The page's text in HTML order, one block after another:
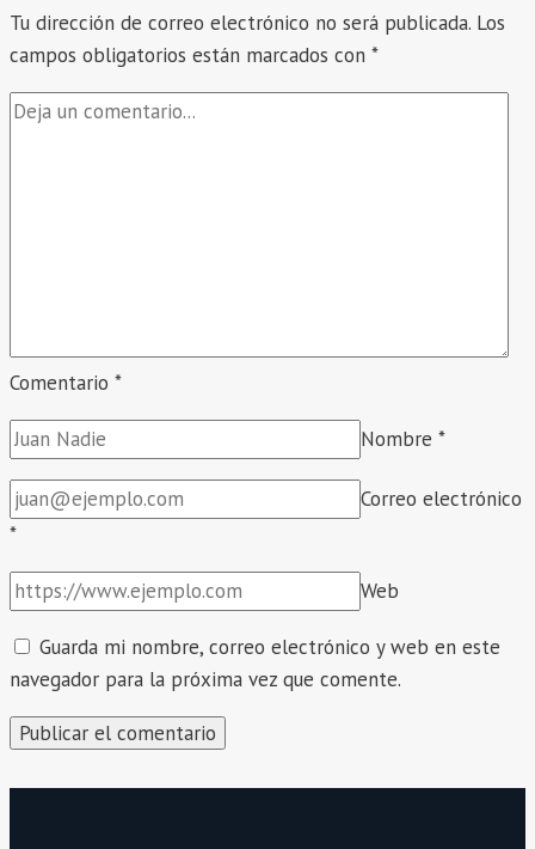
Tu dirección de correo electrónico no será publicada. Los
campos obligatorios están marcados con *
Comentario *
Nombre *
Correo electrónico
*
Web
Guarda mi nombre, correo electrónico y web en este
navegador para la próxima vez que comente.